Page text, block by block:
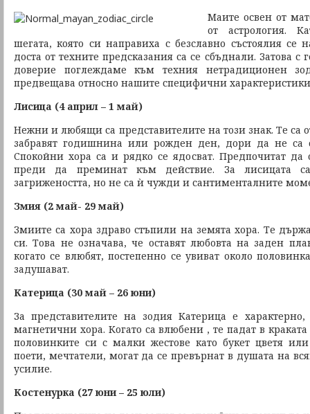
Маите освен от
от астрология.
шегата, която си направиха с безславно състоялия се
доста от техните предсказания са се сбъднали. Затова
доверие поглеждаме към техния нетрадиционен
предвещава относно нашите специфични
Лисица (4 април – 1 май)
Нежни и любящи са представителите на този знак. Те са
забравят годишнина или рожден ден, дори да не са
Спокойни хора са и рядко се ядосват. Предпочитат да
преди да преминат към действие. За лисицата
загрижеността, но не са ѝ чужди и сантименталните
Змия (2 май- 29 май)
Змиите са хора здраво стъпили на земята хора. Те
си. Това не означава, че оставят любовта на заден
когато се влюбят, постепенно се увиват около
задушават.
Катерица (30 май – 26 юни)
За представителите на зодия Катерица е
магнетични хора. Когато са влюбени , те падат в
половинките си с малки жестове като букет цветя
поети, мечтатели, могат да се превърнат в душата на
усилие.
Костенурка (27 юни – 25 юли)